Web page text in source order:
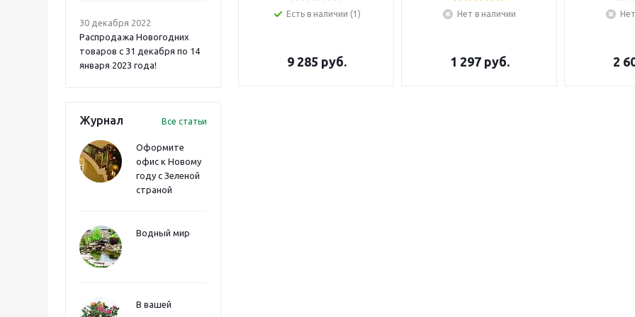
30 декабря 2022
Распродажа Новогодних
товаров с 31 декабря по 14
января 2023 года!
Журнал Все статьи
Оформите
офис к Новому
году с Зеленой
страной
Водный мир
В вашей
Есть в наличии (1)
9 285 руб.
Нет в наличии
1 297руб. 2